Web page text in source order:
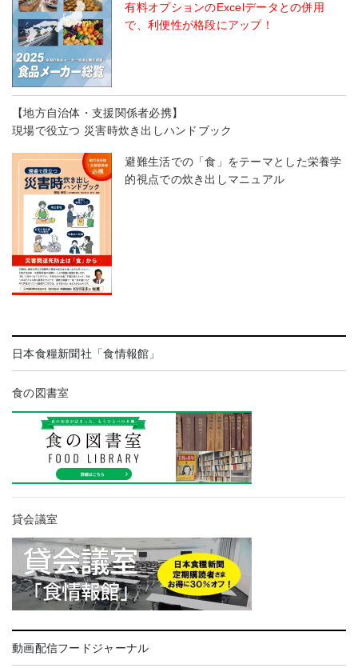
有料オプションのExcelデータとの併用
で、利便性が格段にアップ！
【地方自治体・支援関係者必携】
現場で役立つ 災害時炊き出しハンドブック
避難生活での「食」をテーマとした栄養学
的視点での炊き出しマニュアル
日本食糧新聞社「食情報館」
食の図書室
貸会議室
動画配信フードジャーナル